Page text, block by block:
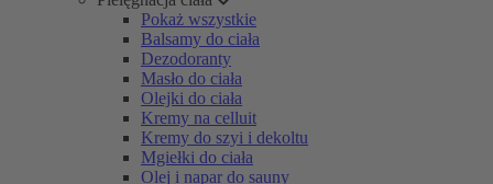
Pokaż wszystkie
Balsamy do ciała
Dezodoranty
Masło do ciała
Olejki do ciała
Kremy na celluit
Kremy do szyi i dekoltu
Mgiełki do ciała
Olej i napar do sauny